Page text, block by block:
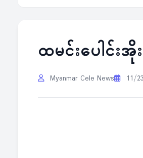
ထမင်းပေါင်း
Myanmar Cele News 11/